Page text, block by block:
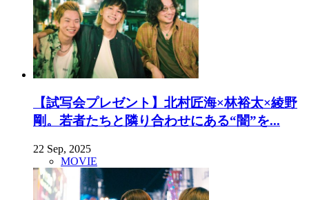
【試写会プレゼント】北村匠海×林裕太×綾野
剛。若者たちと隣り合わせにある“闇”を...
22 Sep, 2025
MOVIE